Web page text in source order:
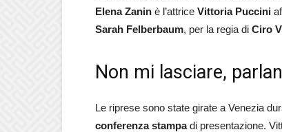
Elena Zanin è l’attrice Vittoria Puccini
Sarah Felberbaum, per la regia di Ciro
Non mi lasciare,
Le riprese sono state girate a Venezia
conferenza stampadi presentazione.